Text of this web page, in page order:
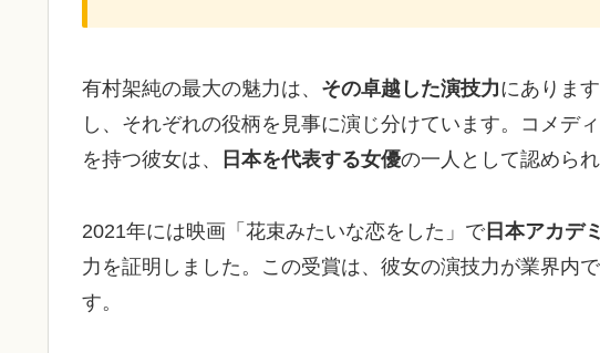
有村架純の最大の魅力は、 その卓越した演技力にありま
し、それぞれの役柄を見事に演じ分けています。コメデ
を持つ彼女は、
日本を代表する女優の一人として認められ
2021年には映画「花束みたいな恋をした」で日本アカデ
力を証明しました。この受賞は、彼女の演技力が業界内
す。